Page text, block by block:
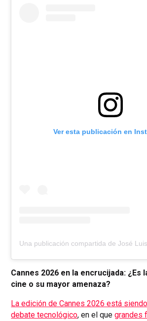
Ver esta publicación en
Cannes 2026 en la encrucijada: ¿Es
cine o su mayor amenaza?
La edición de Cannes 2026 está
debate tecnológico, en el quegrandes